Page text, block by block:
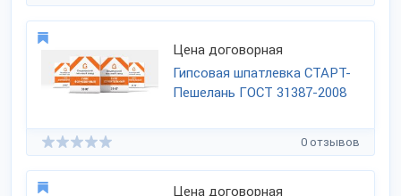
Цена договорная
Гипсовая шпатлевка СТАРТ-
Пешелань ГОСТ 31387-2008
0 отзывов
Цена договорная